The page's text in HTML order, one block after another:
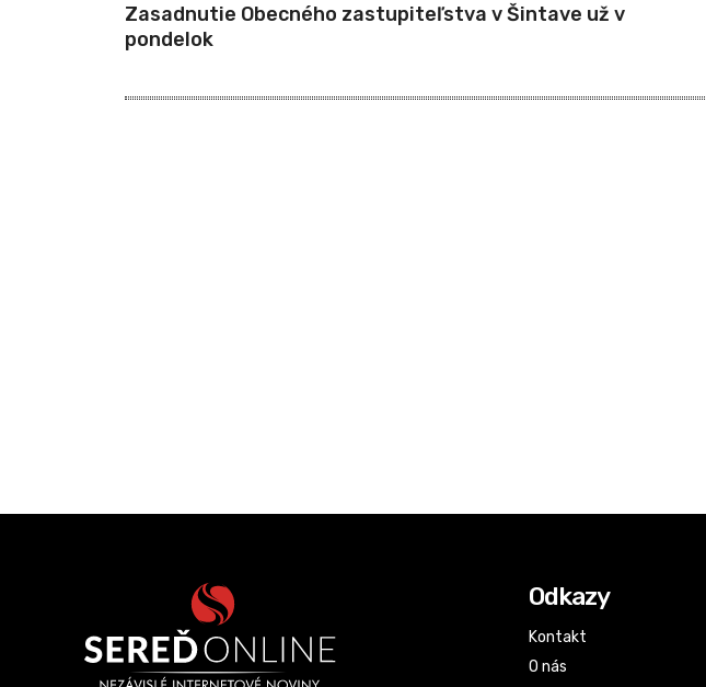
Zasadnutie Obecného zastupiteľstva v Šintave už v
pondelok
Odkazy
Kontakt
O nás